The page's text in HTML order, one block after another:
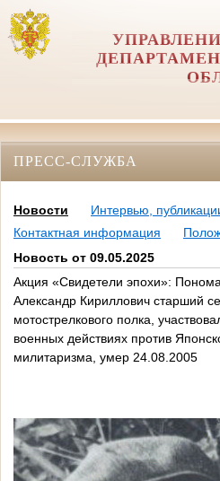
ПРЕСС-СЛУЖБА
Новости
Интервью,
Контактная информация
Новость от 09.05.2025
Акция «Свидетели эпохи»:
Александр Кириллович старший
мотострелкового полка,
военных действиях против
милитаризма, умер 24.08.2005